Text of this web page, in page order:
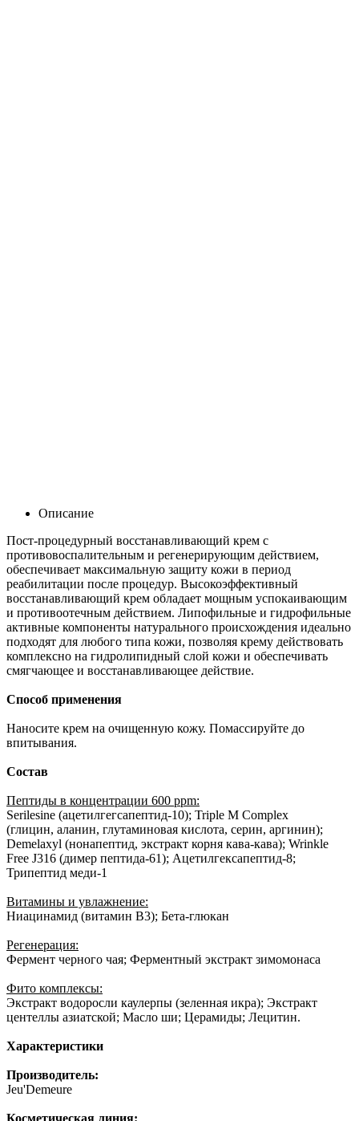
Описание
Пост-процедурный восстанавливающий крем с
противовоспалительным и регенерирующим действием,
обеспечивает максимальную защиту кожи в период
реабилитации после процедур. Высокоэффективный
восстанавливающий крем обладает мощным успокаивающим
и противоотечным действием. Липофильные и гидрофильные
активные компоненты натурального происхождения идеально
подходят для любого типа кожи, позволяя крему действовать
комплексно на гидролипидный слой кожи и обеспечивать
смягчающее и восстанавливающее действие.
Способ применения
Наносите крем на очищенную кожу. Помассируйте до
впитывания.
Состав
Пептиды в концентрации 600 ppm:
Serilesine (ацетилгегсапептид-10); Triple M Complex
(глицин, аланин, глутаминовая кислота, серин, аргинин);
Demelaxyl (нонапептид, экстракт корня кава-кава); Wrinkle
Free J316 (димер пептида-61); Ацетилгексапептид-8;
Трипептид меди-1
Витамины и увлажнение:
Ниацинамид (витамин В3); Бета-глюкан
Регенерация:
Фермент черного чая; Ферментный экстракт зимомонаса
Фито комплексы:
Экстракт водоросли каулерпы (зеленная икра); Экстракт
центеллы азиатской; Масло ши; Церамиды; Лецитин.
Характеристики
Производитель:
Jeu'Demeure
Косметическая линия: